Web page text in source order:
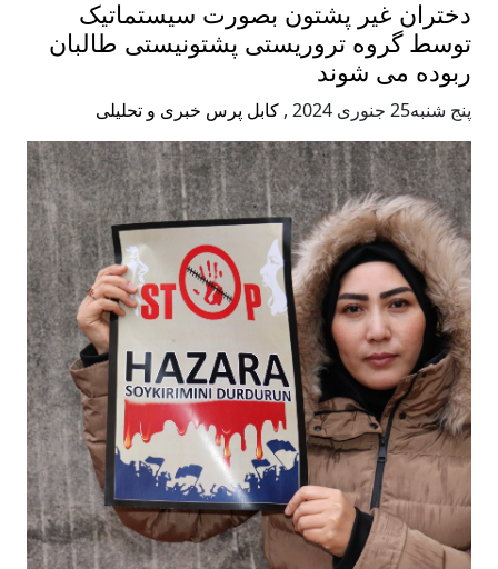
دختران غیر پشتون بصورت سیستماتیک
توسط گروه تروریستی پشتونیستی طالبان
ربوده می شوند
پنج شنبه25 جنوری 2024 , کابل پرس خبری و تحلیلی